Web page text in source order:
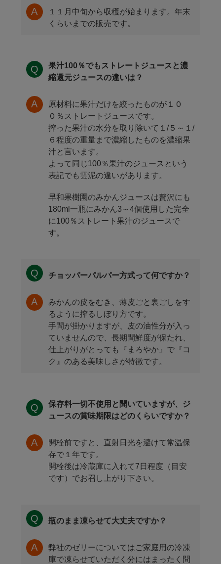
１１月中旬から収穫が始まります。年末
くらいまでの販売です。
果汁100％でもストレートジュースと濃
縮還元ジュースの違いは？
原材料に果汁だけを絞ったものが１０
０％ストレートジュースです。
搾った果汁の水分を取り除いて１/５～１/
６程度の重量まで濃縮したものを濃縮果
汁と言います。
よって同じ100％果汁のジュースという
表記でも雲泥の違いがあります。
早和果樹園のみかんジュースは贅沢にも
180ml一瓶にみかん3～4個使用した完全
に100％ストレート果汁のジュースで
す。
チョッパーパルパー方式って何ですか？
みかんの皮をむき、薄皮ごと裏ごしをす
るように搾るしぼり方です。
手間が掛かりますが、皮の油性分が入っ
ていませんので、長期間鮮度が保たれ、
仕上がりがとっても『まろやか』で『コ
ク』のある美味しさが特徴です。
保存料一切不使用と聞いていますが、ジ
ュースの賞味期限はどのくらいですか？
開栓前ですと、直射日光を避けて常温保
存で１年です。
開栓後は冷蔵庫に入れて7日程度（目安
です）でお召し上がり下さい。
瓶のまま凍らせて大丈夫ですか？
弊社のゼリーについてはご家庭用の冷凍
庫で凍らせていただく分にはまったく問